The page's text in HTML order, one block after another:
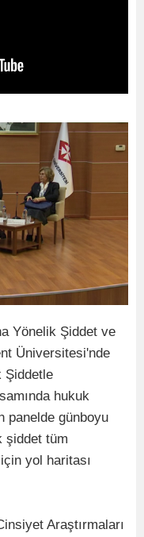
Yönelik Şiddet ve
Üniversitesi'nde
Şiddetle
hukuk
panelde günboyu
şiddet tüm
yol haritası
Araştırmaları